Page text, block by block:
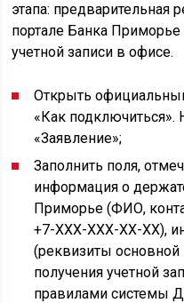
этапа: предварительная
портале Банка
учетной записи в офисе.
Открыть
«Как подключиться».
«Заявление»;
Заполнить поля,
информация о
Приморье (ФИО,
+7-ХХХ-ХХХ-ХХ-ХХ),
(реквизиты основной
получения учетной
правилами системы